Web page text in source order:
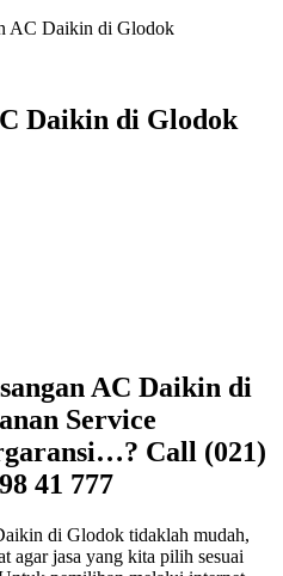
AC Daikin di Glodok
Daikin di Glodok
AC Daikin di
Service
Call (021)
41 777
di Glodok tidaklah mudah,
agar jasa yang kita pilih sesuai